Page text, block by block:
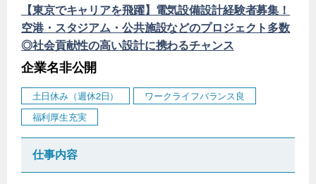
【東京でキャリアを飛躍】電気設備設計経験者募集！
空港・スタジアム・公共施設などのプロジェクト多数
◎社会貢献性の高い設計に携わるチャンス
企業名非公開
土日休み（週休2日）
ワークライフバランス良
福利厚生充実
仕事内容